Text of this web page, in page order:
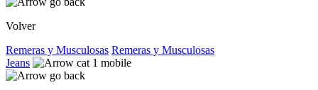
Volver
Remeras y Musculosas Remeras y Musculosas
Jeans